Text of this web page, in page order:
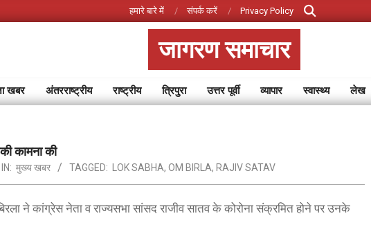
हमारे बारे में संपर्क करें Privacy Policy
Search
जागरण समाचार
Primary
खबर अंतरराष्ट्रीय राष्ट्रीय त्रिपुरा उत्तर पूर्वी व्यापार स्वास्थ्य लेख
कामना की
IN: मुख्य खबर TAGGED: LOK SABHA, OM BIRLA, RAJIV SATAV
ने कांग्रेस नेता व राज्यसभा सांसद राजीव सातव के कोरोना संक्रमित होने पर उनके